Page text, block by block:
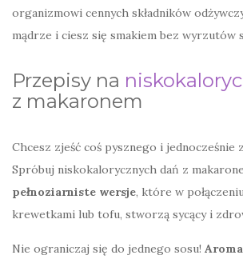
organizmowi cennych składników
mądrze i ciesz się smakiem bez wyrzutów
Przepisy na
z makaronem
Chcesz zjeść coś pysznego i jednocześnie
Spróbuj niskokalorycznych dań z
pełnoziarniste wersje, które w
krewetkami lub tofu, stworzą sycący i
Nie ograniczaj się do jednego sosu!